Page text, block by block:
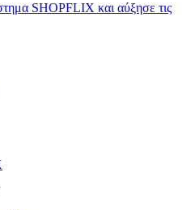
SHOPFLIX και αύξησε τις